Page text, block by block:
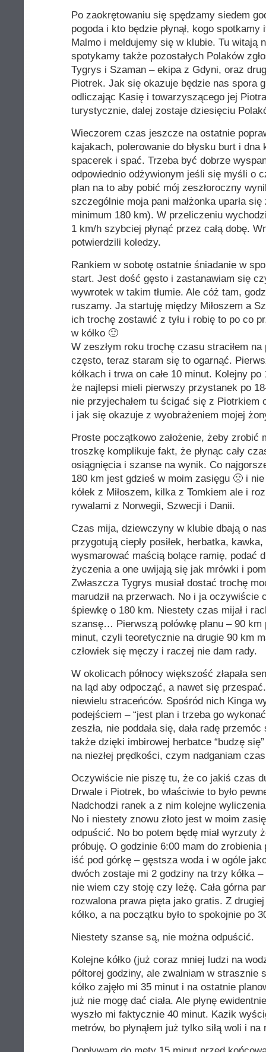
Po zaokrętowaniu się spędzamy siedem
pogoda i kto będzie płynął, kogo
Malmo i meldujemy się w klubie. Tu witają
spotykamy także pozostałych Polaków
Tygrys i Szaman – ekipa z Gdyni, oraz
Piotrek. Jak się okazuje będzie nas spora
odliczając Kasię i towarzyszącego jej
turystycznie, dalej zostaje dziesięciu
Wieczorem czas jeszcze na ostatnie
kajakach, polerowanie do błysku burt i
spacerek i spać. Trzeba być dobrze
odpowiednio odżywionym jeśli się myśli o
plan na to aby pobić mój zeszłoroczny
szczególnie moja pani małżonka uparła
minimum 180 km). W przeliczeniu
1 km/h szybciej płynąć przez całą dobę.
potwierdzili koledzy.
Rankiem w sobotę ostatnie śniadanie w
start. Jest dość gęsto i zastanawiam się
wywrotek w takim tłumie. Ale cóż tam,
ruszamy. Ja startuję między Miłoszem a
ich trochę zostawić z tyłu i robię to po co
w kółko 🙂
W zeszłym roku trochę czasu straciłem
często, teraz staram się to ogarnąć.
kółkach i trwa on całe 10 minut. Kolejny
że najlepsi mieli pierwszy przystanek po
nie przyjechałem tu ścigać się z
i jak się okazuje z wyobrażeniem mojej
Proste początkowo założenie, żeby zrobić
troszkę komplikuje fakt, że płynąc cały
osiągnięcia i szanse na wynik. Co
180 km jest gdzieś w moim zasięgu 🙁 i
kółek z Miłoszem, kilka z Tomkiem ale i
rywalami z Norwegii, Szwecji i Danii.
Czas mija, dziewczyny w klubie dbają o
przygotują ciepły posiłek, herbatka,
wysmarować maścią bolące ramię, podać
życzenia a one uwijają się jak mrówki i
Zwłaszcza Tygrys musiał dostać trochę
marudził na przerwach. No i ja oczywiście
śpiewkę o 180 km. Niestety czas mijał i
szansę… Pierwszą połówkę planu – 90 km
minut, czyli teoretycznie na drugie 90 km
człowiek się męczy i raczej nie dam rady.
W okolicach północy większość złapała
na ląd aby odpocząć, a nawet się
niewielu straceńców. Spośród nich Kinga
podejściem – “jest plan i trzeba go
zeszła, nie poddała się, dała radę
także dzięki imbirowej herbatce “budzę
na niezłej prędkości, czym nadganiam
Oczywiście nie piszę tu, że co jakiś czas
Drwale i Piotrek, bo właściwie to było
Nadchodzi ranek a z nim kolejne
No i niestety znowu złoto jest w moim
odpuścić. No bo potem będę miał wyrzuty
próbuję. O godzinie 6:00 mam do
iść pod górkę – gęstsza woda i w ogóle
dwóch zostaje mi 2 godziny na trzy kółka
nie wiem czy stoję czy leżę. Cała górna
rozwalona prawa pięta jako gratis. Z
kółko, a na początku było to spokojnie po
Niestety szanse są, nie można odpuścić.
Kolejne kółko (już coraz mniej ludzi na
półtorej godziny, ale zwalniam w
kółko zajęło mi 35 minut i na ostatnie
już nie mogę dać ciała. Ale płynę
wyszło mi faktycznie 40 minut. Kazik
metrów, bo płynąłem już tylko siłą woli i